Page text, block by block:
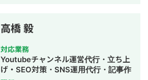
フィジーク選手などトップ層とのネッ
トワークも有り。 自身の競技者として
の経験に加え、マス層向けの健康・ダ
イエット領域から競技レベルの専門領
域まで幅広く理解。 さらにマーケティ
ング視点を掛け合わせることで、オー
の売上を作ることに成功。 ・YouTube
経由で金融サービスをチャンネル登録
者50人の段階で100万円の売上を作る
ことに成功。 ・TikTokのフォロワーを
5万人まで増やすことに成功。 ・
YouTubeチャンネル登録者数8万のチ
高橋 毅
対応業務
Youtubeチャンネル運営代行・立ち上
げ・SEO対策・SNS運用代行・記事作